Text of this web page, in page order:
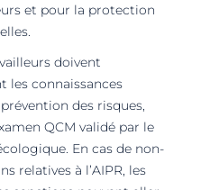
et pour la protection
doivent
les connaissances
des risques,
QCM validé par le
En cas de non-
relatives à l’AIPR, les